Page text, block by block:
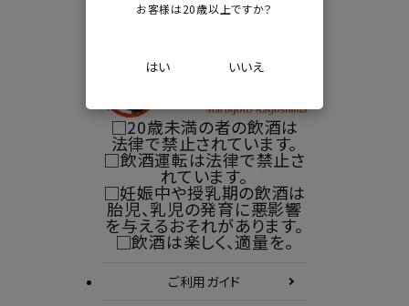
お客様は20歳以上ですか？
はい いいえ
□20歳未満の者の飲酒は
法律で禁止されています。
□飲酒運転は法律で禁止さ
れています。
□妊娠中や授乳期の飲酒は
胎児、乳児の発育に悪影響
を与えるおそれがあります。
□飲酒は楽しく、適量を。
ご利用ガイド